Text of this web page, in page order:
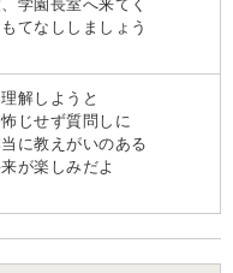
学園長室へ来てく
てなししましょう
解しようと
じせず質問しに
に教えがいのある
が楽しみだよ